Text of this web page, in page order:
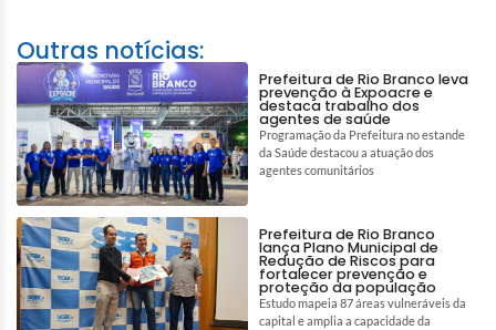
Outras notícias:
Prefeitura de Rio Branco leva
prevenção à Expoacre e
destaca trabalho dos
agentes de saúde
Programação da Prefeitura no estande
da Saúde destacou a atuação dos
agentes comunitários
Prefeitura de Rio Branco
lança Plano Municipal de
Redução de Riscos para
fortalecer prevenção e
proteção da população
Estudo mapeia 87 áreas vulneráveis da
capital e amplia a capacidade da